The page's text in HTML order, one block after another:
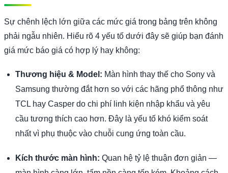
Sự chênh lệch lớn giữa các mức giá trong bảng trên không
phải ngẫu nhiên. Hiểu rõ 4 yếu tố dưới đây sẽ giúp bạn đánh
giá mức báo giá có hợp lý hay không:
Thương hiệu & Model: Màn hình thay thế cho Sony và
Samsung thường đắt hơn so với các hãng phổ thông như
TCL hay Casper do chi phí linh kiện nhập khẩu và yêu
cầu tương thích cao hơn. Đây là yếu tố khó kiểm soát
nhất vì phụ thuộc vào chuỗi cung ứng toàn cầu.
Kích thước màn hình: Quan hệ tỷ lệ thuận đơn giản —